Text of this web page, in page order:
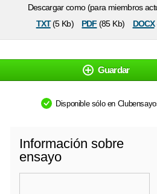
Descargar como (para miembros
txt(5 Kb) pdf (85 Kb) docx
Guardar
Disponible sólo en
Información sobre
ensayo